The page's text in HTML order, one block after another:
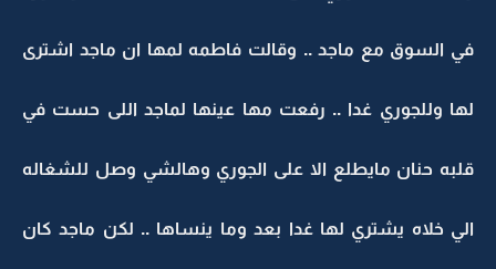
في السوق مع ماجد .. وقالت فاطمه لمها ان ماجد اشترى
لها وللجوري غدا .. رفعت مها عينها لماجد اللى حست في
قلبه حنان مايطلع الا على الجوري وهالشي وصل للشغاله
الي خلاه يشتري لها غدا بعد وما ينساها .. لكن ماجد كان